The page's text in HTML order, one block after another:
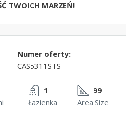
TWOICH MARZEŃ!
Numer oferty:
CAS5311STS
1
Łazienka
99
Area Size